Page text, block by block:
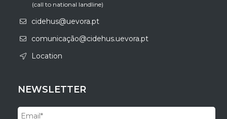
(call to national landline)
cidehus@uevora.pt
comunicação@cidehus.uevora.pt
Location
NEWSLETTER